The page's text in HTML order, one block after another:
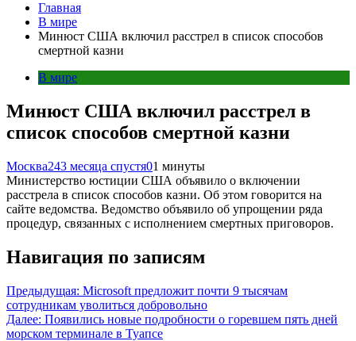
Главная
В мире
Минюст США включил расстрел в список способов
смертной казни
В мире
Минюст США включил расстрел в
список способов смертной казни
Москва243 месяца спустя01 минуты
Министерство юстиции США объявило о включении
расстрела в список способов казни. Об этом говорится на
сайте ведомства. Ведомство объявило об упрощении ряда
процедур, связанных с исполнением смертных приговоров.
Навигация по записям
Предыдущая: Microsoft предложит почти 9 тысячам
сотрудникам уволиться добровольно
Далее: Появились новые подробности о горевшем пять дней
морском терминале в Туапсе